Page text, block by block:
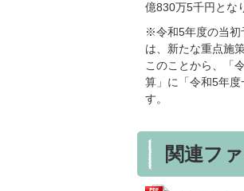
億830万5千円とな
※令和5年度の当初
は、新たな重点施
このことから、「
算」に「令和5年
す。
関連フ